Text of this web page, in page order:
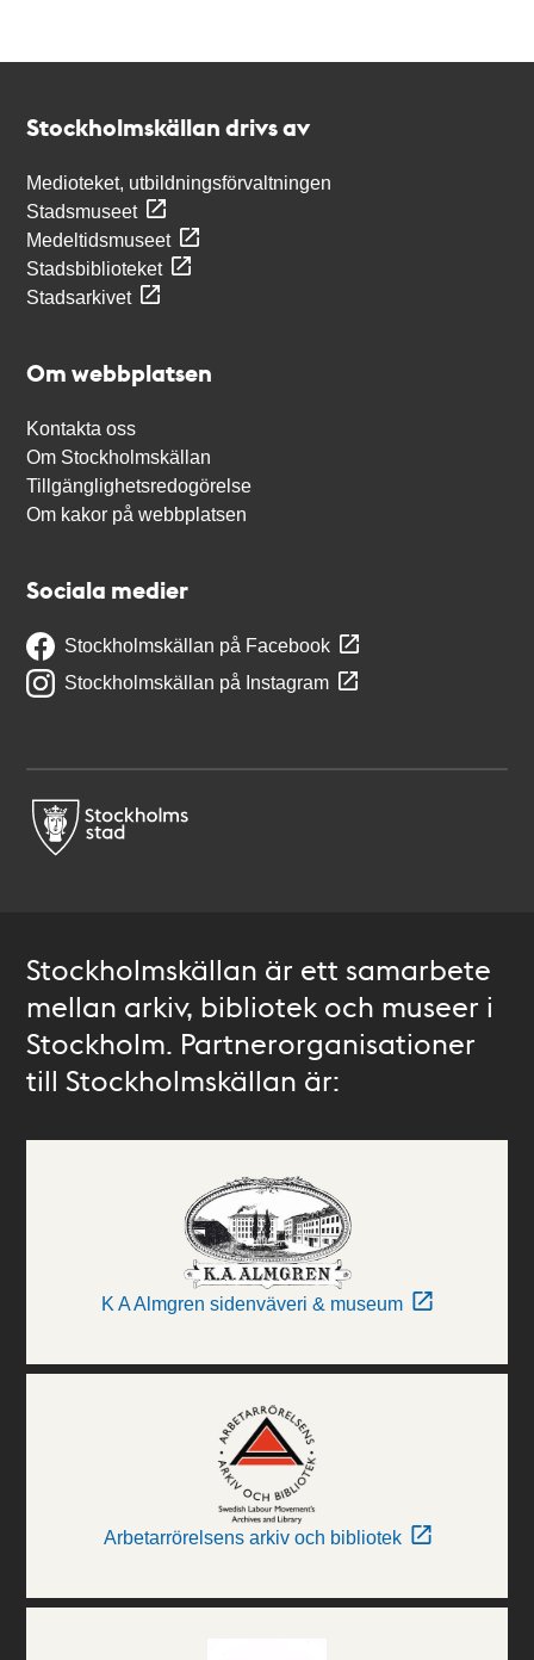
Stockholmskällan drivs av
Medioteket, utbildningsförvaltningen
Stadsmuseet
Medeltidsmuseet
Stadsbiblioteket
Stadsarkivet
Om webbplatsen
Kontakta oss
Om Stockholmskällan
Tillgänglighetsredogörelse
Om kakor på webbplatsen
Sociala medier
Stockholmskällan på Facebook
Stockholmskällan på Instagram
Stockholmskällan är ett samarbete
mellan arkiv, bibliotek och museer i
Stockholm. Partnerorganisationer
till Stockholmskällan är:
K A Almgren sidenväveri & museum
Arbetarrörelsens arkiv och bibliotek